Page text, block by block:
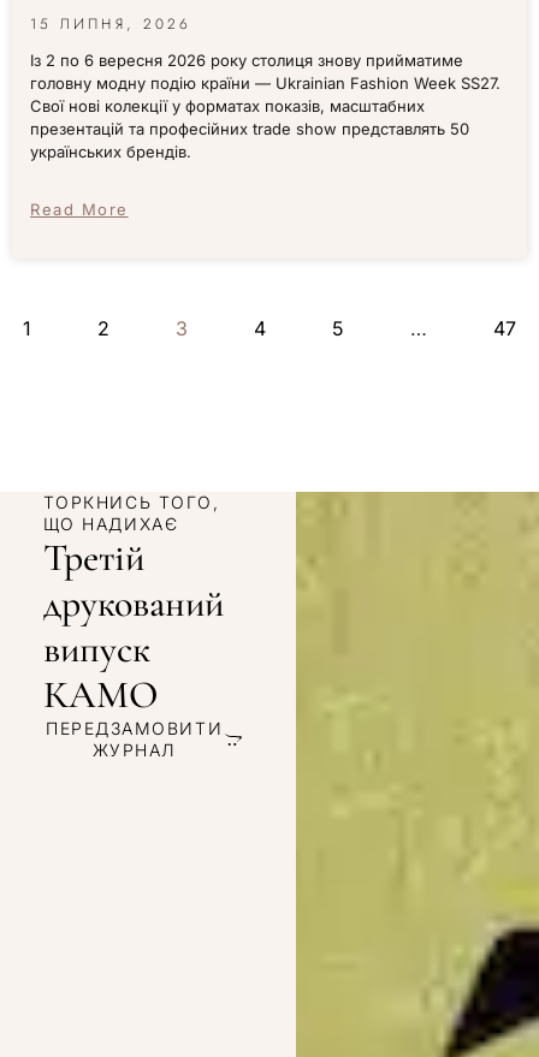
15 ЛИПНЯ, 2026
Із 2 по 6 вересня 2026 року столиця знову прийматиме
головну модну подію країни — Ukrainian Fashion Week SS27.
Свої нові колекції у форматах показів, масштабних
презентацій та професійних trade show представлять 50
українських брендів.
Read More
1 2 3 4 5 … 47
ТОРКНИСЬ ТОГО,
ЩО НАДИХАЄ
Третій
друкований
випуск
КАМО
ПЕРЕДЗАМОВИТИ
ЖУРНАЛ